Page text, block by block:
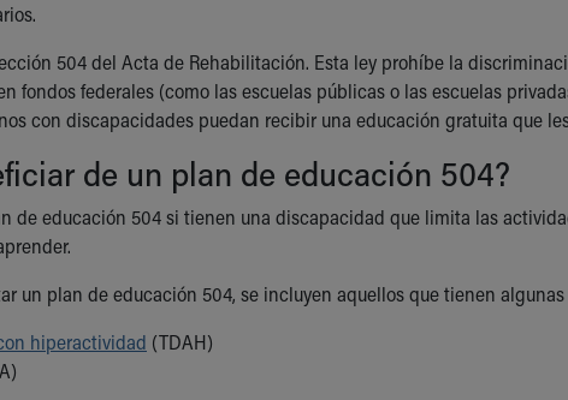
504 del Acta de Rehabilitación. Esta ley prohíbe la
fondos federales (como las escuelas públicas o las escuelas
con discapacidades puedan recibir una educación gratuita que
de un plan de educación 504?
de educación 504 si tienen una discapacidad que limita las
un plan de educación 504, se incluyen aquellos que tienen
hiperactividad (TDAH)